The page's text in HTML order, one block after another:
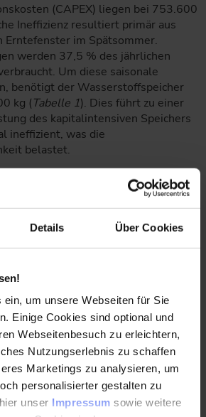
Details Über Cookies
um unsere Webseiten für Sie
Einige Cookies sind optional und
Webseitenbesuch zu erleichtern,
Nutzungserlebnis zu schaffen
Marketings zu analysieren, um
personalisierter gestalten zu
unser Impressum sowie weitere
(CAPEX) liegen bei 753.600
Ineffizienz resultiert primär aus
Erntefenster im Spätsommer.
werden 37,5 % des jährlichen
Um diese saisonale
benötigt der Wasserstoffspeicher
kg (Tabelle 1). Dies führt zu einer
des kapitalintensiven Speichers
ineffizient, was die
belastet.
hinsichtlich der
Durch eine Erhöhung der
und Photovoltaikfläche bei
des Wasserstoffspeichers
Netzstrom bezogen werden, um
Angleichung an die Bedarfe, während
positiv bleibt. Die
folglich leicht auf 719.200 €.
größere PV-Anlage im Sommer
generiert, jedoch führt diese
Elektrolyseur-Stillstände
Rückgang der
im Wärmesektor auf lediglich 40,1 %.
Autarkie hinsichtlich der